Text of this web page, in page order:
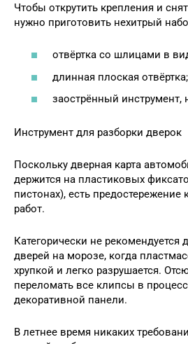
Чтобы открутить крепления и
нужно приготовить нехитрый
отвёртка со шлицами в
длинная плоская отвёртка;
заострённый инструмент,
Инструмент для разборки дверок
Поскольку дверная карта
держится на пластиковых
пистонах), есть предостережение
работ.
Категорически не рекомендуется
дверей на морозе, когда
хрупкой и легко разрушается.
переломать все клипсы в
декоративной панели.
В летнее время никаких